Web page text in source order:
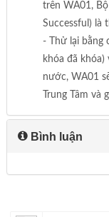
trên WA01,
Successful) là
- Thử lại bằng
khóa đã
nước, WA01
Trung Tâm
Bình luận